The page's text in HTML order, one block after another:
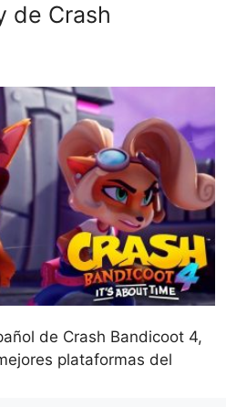
de Crash
de Crash Bandicoot 4,
plataformas del